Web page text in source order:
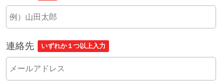
連絡先 いずれか１つ以上入力